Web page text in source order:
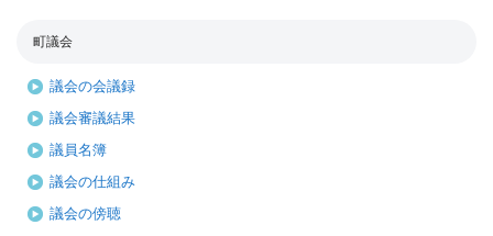
町議会
議会の会議録
議会審議結果
議員名簿
議会の仕組み
議会の傍聴